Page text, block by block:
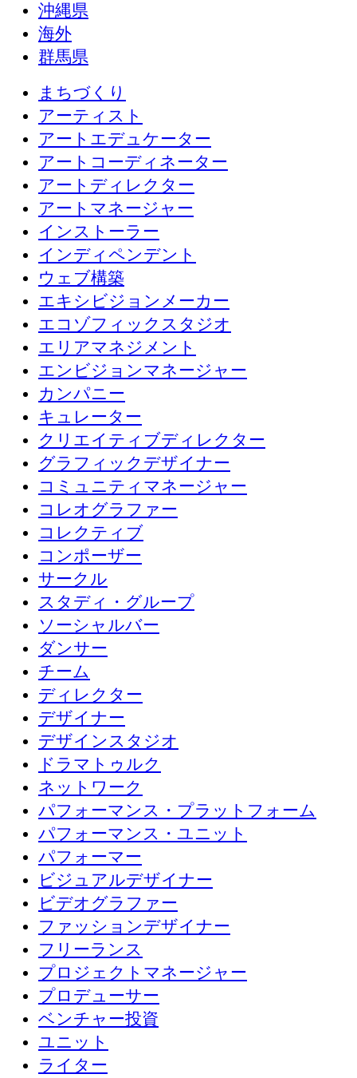
沖縄県
海外
群馬県
まちづくり
アーティスト
アートエデュケーター
アートコーディネーター
アートディレクター
アートマネージャー
インストーラー
インディペンデント
ウェブ構築
エキシビジョンメーカー
エコゾフィックスタジオ
エリアマネジメント
エンビジョンマネージャー
カンパニー
キュレーター
クリエイティブディレクター
グラフィックデザイナー
コミュニティマネージャー
コレオグラファー
コレクティブ
コンポーザー
サークル
スタディ・グループ
ソーシャルバー
ダンサー
チーム
ディレクター
デザイナー
デザインスタジオ
ドラマトゥルク
ネットワーク
パフォーマンス・プラットフォーム
パフォーマンス・ユニット
パフォーマー
ビジュアルデザイナー
ビデオグラファー
ファッションデザイナー
フリーランス
プロジェクトマネージャー
プロデューサー
ベンチャー投資
ユニット
ライター